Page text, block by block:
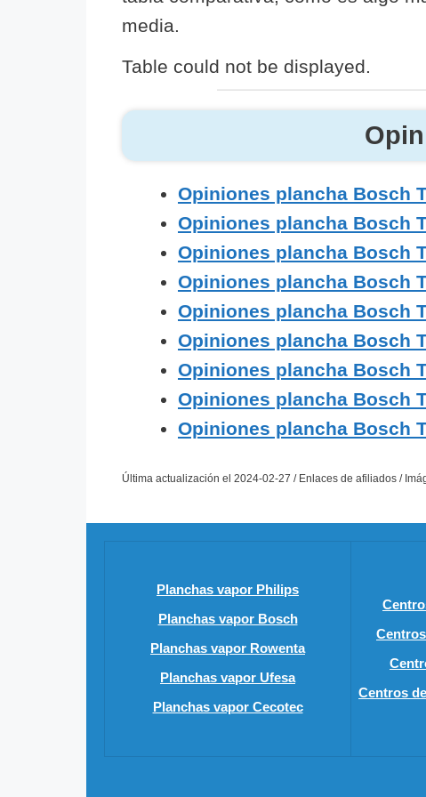
media.
Table could not be displayed.
Opiniones plancha Bosch
Opiniones plancha Bosch
Opiniones plancha Bosch
Opiniones plancha Bosch
Opiniones plancha Bosch
Opiniones plancha Bosch
Opiniones plancha Bosch
Opiniones plancha Bosch
Opiniones plancha Bosch
Última actualización el 2024-02-27 / Enlaces de afiliados /
Planchas vapor Philips
Planchas vapor Bosch
Planchas vapor Rowenta
Planchas vapor Ufesa
Planchas vapor Cecotec
Centros